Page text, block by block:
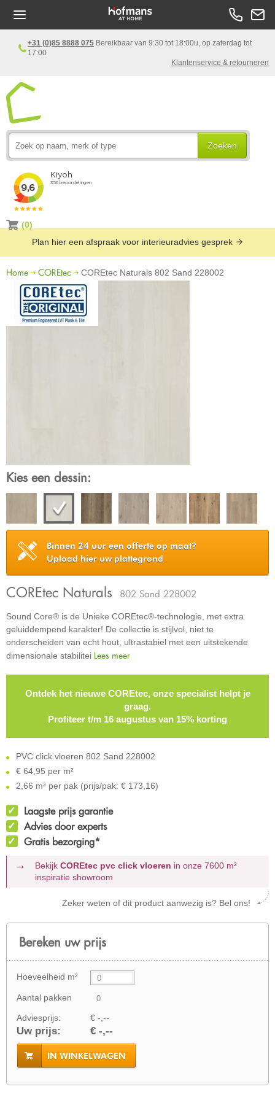
+31 (0)85 8888 075 Bereikbaar van 9:30 tot 18:00u, op zaterdag tot
17:00
Klantenservice & retourneren
Zoeken
(0)
Plan hier een afspraak voor interieuradvies gesprek
Home COREtec COREtec Naturals 802 Sand 228002
Kies een dessin:
Binnen 24 uur een offerte op maat?
Upload hier uw plattegrond
COREtec Naturals 802 Sand 228002
Sound Core® is de Unieke COREtec®-technologie, met extra
geluiddempend karakter! De collectie is stijlvol, niet te
onderscheiden van echt hout, ultrastabiel met een uitstekende
dimensionale stabilitei Lees meer
Ontdek het nieuwe COREtec, onze specialist helpt je
graag.
Profiteer t/m 16 augustus van 15% korting
PVC click vloeren 802 Sand 228002
€ 64,95 per m²
2,66 m² per pak (prijs/pak: € 173,16)
Laagste prijs garantie
Advies door experts
Gratis bezorging*
Bekijk COREtec pvc click vloeren in onze 7600 m²
inspiratie showroom
Zeker weten of dit product aanwezig is? Bel ons!
Bereken uw prijs
Hoeveelheid m²
Aantal pakken
Adviesprijs: € -,--
Uw prijs: € -,--
IN WINKELWAGEN